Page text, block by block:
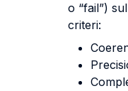
o “fail”)
criteri: